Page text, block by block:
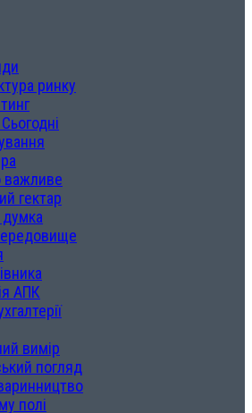
ринку
важливе
гектар
АПК
вимір
погляд
полі